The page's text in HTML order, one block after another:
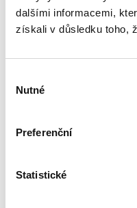
dalšími informacemi,
získali v důsledku toho,
souhlasu
Nutné
Preferenční
StatistickéPublikace se